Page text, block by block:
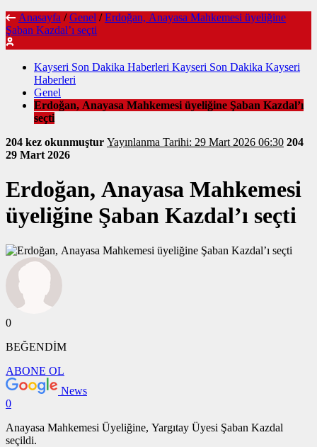
Anasayfa / Genel / Erdoğan, Anayasa Mahkemesi üyeliğine
Şaban Kazdal’ı seçti
Kayseri Son Dakika Haberleri Kayseri Son Dakika Kayseri
Haberleri
Genel
Erdoğan, Anayasa Mahkemesi üyeliğine Şaban Kazdal’ı
seçti
204 kez okunmuştur
Yayınlanma Tarihi: 29 Mart 2026 06:30 204
29 Mart 2026
Erdoğan, Anayasa Mahkemesi
üyeliğine Şaban Kazdal’ı seçti
0
BEĞENDİM
ABONE OL
News
0
Anayasa Mahkemesi Üyeliğine, Yargıtay Üyesi Şaban Kazdal
seçildi.